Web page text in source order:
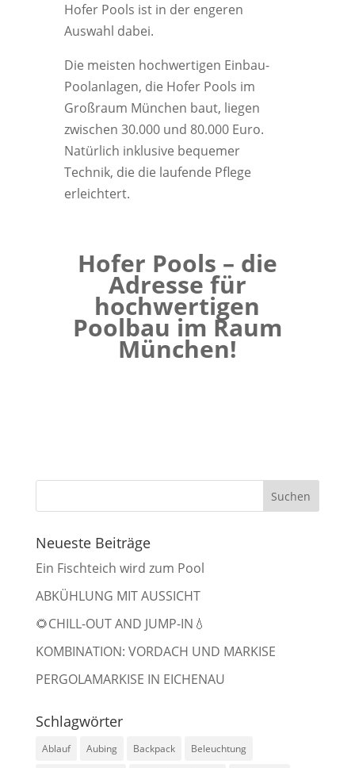
Hofer Pools ist in der engeren
Auswahl dabei.
Die meisten hochwertigen Einbau-
Poolanlagen, die Hofer Pools im
Großraum München baut, liegen
zwischen 30.000 und 80.000 Euro.
Natürlich inklusive bequemer
Technik, die die laufende Pflege
erleichtert.
Hofer Pools – die
Adresse für
hochwertigen
Poolbau im Raum
München!
Neueste Beiträge
Ein Fischteich wird zum Pool
ABKÜHLUNG MIT AUSSICHT
🌻CHILL-OUT AND JUMP-IN💧
KOMBINATION: VORDACH UND MARKISE
PERGOLAMARKISE IN EICHENAU
Schlagwörter
Ablauf Aubing Backpack Beleuchtung